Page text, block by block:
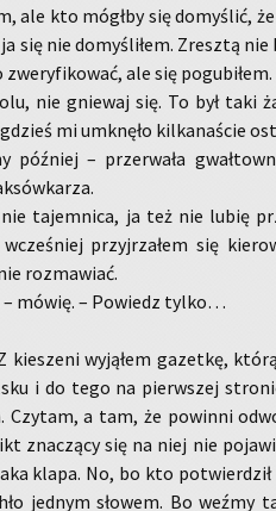
ale kto mógł­by się do­my­ślić,
się nie do­my­śli­łem. Zresz­tą
ale się po­gu­bi­łem.
nie gnie­waj się. To był taki
mi umknę­ło kil­ka­na­ście
póź­niej ­– prze­rwa­ła
ta­jem­ni­ca, ja też nie lubię
przyj­rza­łem się
roz­ma­wiać.
– mówię. – Po­wiedz tylko…
kie­sze­ni wy­ją­łem ga­zet­kę,
i do tego na pierw­szej
Czy­tam, a tam, że po­win­ni
zna­czą­cy się na niej nie
klapa. No, bo kto
jed­nym sło­wem. Bo weźmy